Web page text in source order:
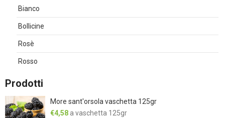
Bianco
Bollicine
Rosè
Rosso
Prodotti
More sant'orsola vaschetta 125gr
€4,58 a vaschetta 125gr